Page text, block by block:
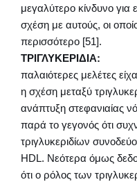
μεγαλύτερο κίνδυνο
σχέση με αυτούς, οι
περισσότερο [51].
ΤΡΙΓΛΥΚΕΡΙΔΙΑ:
παλαιότερες μελέτες
η σχέση μεταξύ
ανάπτυξη στεφανιαίας
παρά το γεγονός ότι
τριγλυκεριδίων
HDL. Νεότερα όμως
ότι ο ρόλος των